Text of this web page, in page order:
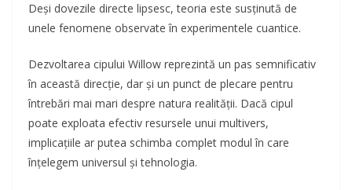
Deși dovezile directe lipsesc, teoria este susținută de
unele fenomene observate în experimentele cuantice.
Dezvoltarea cipului Willow reprezintă un pas semnificativ
în această direcție, dar și un punct de plecare pentru
întrebări mai mari despre natura realității. Dacă cipul
poate exploata efectiv resursele unui multivers,
implicațiile ar putea schimba complet modul în care
înțelegem universul și tehnologia.